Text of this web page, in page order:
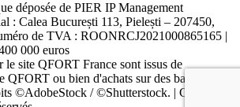
déposée de PIER IP Management
: Calea București 113, Pielești – 207450,
de TVA : ROONRCJ2021000865165 |
000 euros
le site QFORT France sont issus de
QFORT ou bien d'achats sur des banques
©AdobeStock / ©Shutterstock. | Copyright